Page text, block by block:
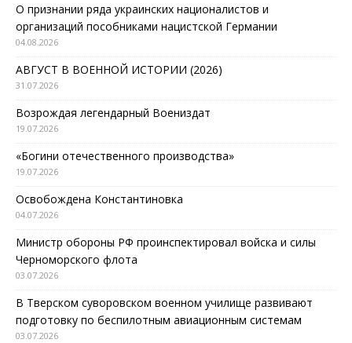
О признании ряда украинских националистов и
организаций пособниками нацистской Германии
04.08.2026
АВГУСТ В ВОЕННОЙ ИСТОРИИ (2026)
31.07.2026
Возрождая легендарный Воениздат
19.07.2026
«Богини отечественного производства»
19.07.2026
Освобождена Константиновка
04.07.2026
Министр обороны РФ проинспектировал войска и силы
Черноморского флота
03.07.2026
В Тверском суворовском военном училище развивают
подготовку по беспилотным авиационным системам
03.07.2026